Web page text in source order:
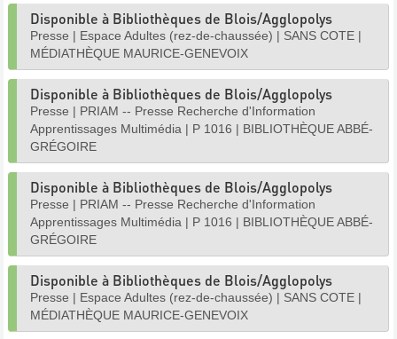
Disponible à Bibliothèques de Blois/Agglopolys
Presse | Espace Adultes (rez-de-chaussée) | SANS COTE |
MÉDIATHÈQUE MAURICE-GENEVOIX
Disponible à Bibliothèques de Blois/Agglopolys
Presse | PRIAM -- Presse Recherche d'Information
Apprentissages Multimédia | P 1016 | BIBLIOTHÈQUE ABBÉ-
GRÉGOIRE
Disponible à Bibliothèques de Blois/Agglopolys
Presse | PRIAM -- Presse Recherche d'Information
Apprentissages Multimédia | P 1016 | BIBLIOTHÈQUE ABBÉ-
GRÉGOIRE
Disponible à Bibliothèques de Blois/Agglopolys
Presse | Espace Adultes (rez-de-chaussée) | SANS COTE |
MÉDIATHÈQUE MAURICE-GENEVOIX